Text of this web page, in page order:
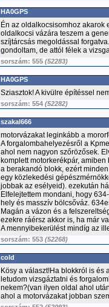
HA0GPS
Én az oldalkocsisomhoz akarok
oldalkocsi vázára teszem a
szíjtárcsás megoldással
gondoltam, de attól félek a
sorszám: 555 (52283)
HA0GPS
Sziasztok! A kivülre építéssel
sorszám: 554 (52282)
szakal666
motorvázakat leginkább a
A forgalombahelyezésről a
ahol nem nagyon szőrözősek.
komplett motorkerékpár,
a berakandó blokk, ezért
egy közlekedési
jobbak az esélyeid). ezekután
Elfelejtettem mondani, hogy
hely és masszív bölcsőváz.
Magán a vázon és a
ezekre ráérsz akkor is, ha már
A mennyibekerülést mindíg az
sorszám: 553 (52268)
cold
Kösy a választ!Ha blokkról is és
letudom vizsgáztatni és
nekem?(van ilyen oldal ahol
ahol a motorvázakat jobban